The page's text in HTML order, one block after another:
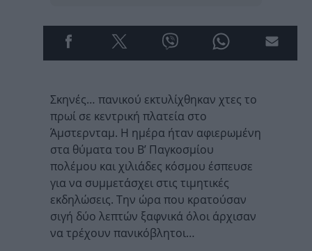
Σκηνές… πανικού εκτυλίχθηκαν χτες το
πρωί σε κεντρική πλατεία στο
Άμστερνταμ. Η ημέρα ήταν αφιερωμένη
στα θύματα του Β’ Παγκοσμίου
πολέμου και χιλιάδες κόσμου έσπευσε
για να συμμετάσχει στις τιμητικές
εκδηλώσεις. Την ώρα που κρατούσαν
σιγή δύο λεπτών ξαφνικά όλοι άρχισαν
να τρέχουν πανικόβλητοι…